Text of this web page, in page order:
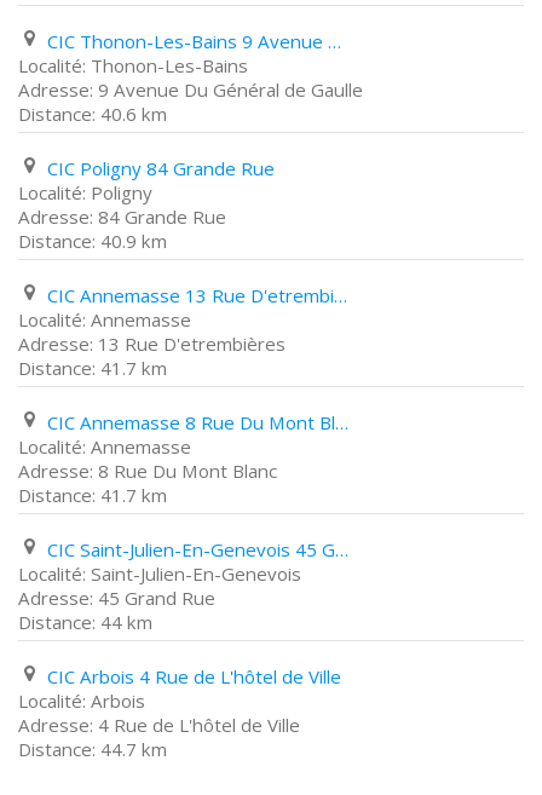
CIC Thonon-Les-Bains 9 Avenue Du Général de Gaulle
Thonon-Les-Bains
9 Avenue Du Général de Gaulle
40.6 km
CIC Poligny 84 Grande Rue
Poligny
84 Grande Rue
40.9 km
CIC Annemasse 13 Rue D'etrembières
Annemasse
13 Rue D'etrembières
41.7 km
CIC Annemasse 8 Rue Du Mont Blanc
Annemasse
8 Rue Du Mont Blanc
41.7 km
CIC Saint-Julien-En-Genevois 45 Grand Rue
Saint-Julien-En-Genevois
45 Grand Rue
44 km
CIC Arbois 4 Rue de L'hôtel de Ville
Arbois
4 Rue de L'hôtel de Ville
44.7 km